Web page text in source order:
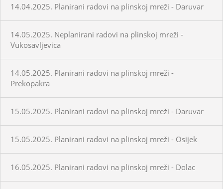
14.04.2025. Planirani radovi na plinskoj mreži - Daruvar
14.05.2025. Neplanirani radovi na plinskoj mreži -
Vukosavljevica
14.05.2025. Planirani radovi na plinskoj mreži -
Prekopakra
15.05.2025. Planirani radovi na plinskoj mreži - Daruvar
15.05.2025. Planirani radovi na plinskoj mreži - Osijek
16.05.2025. Planirani radovi na plinskoj mreži - Dolac